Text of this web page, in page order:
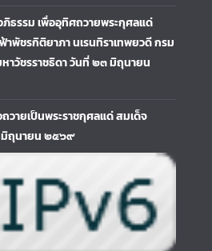
ธรรม เพื่ออุทิศถวายพระกุศลแด่
ฟ้าพัชรกิติยาภา นเรนทิราเทพยวดี กรม
าวัชรราชธิดา วันที่ ๒๓ มิถุนายน
ายเป็นพระราชกุศลแด่ สมเด็จ
มิถุนายน ๒๕๖๙